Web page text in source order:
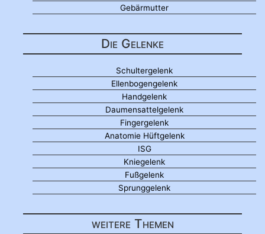
Gebärmutter
Die Gelenke
Schultergelenk
Ellenbogengelenk
Handgelenk
Daumensattelgelenk
Fingergelenk
Anatomie Hüftgelenk
ISG
Kniegelenk
Fußgelenk
Sprunggelenk
weitere Themen